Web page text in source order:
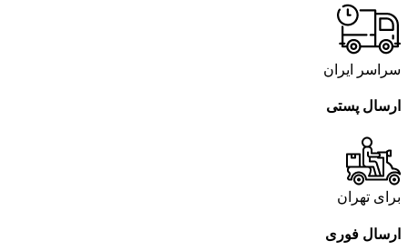
سراسر ایران
ارسال پستی
برای تهران
ارسال فوری